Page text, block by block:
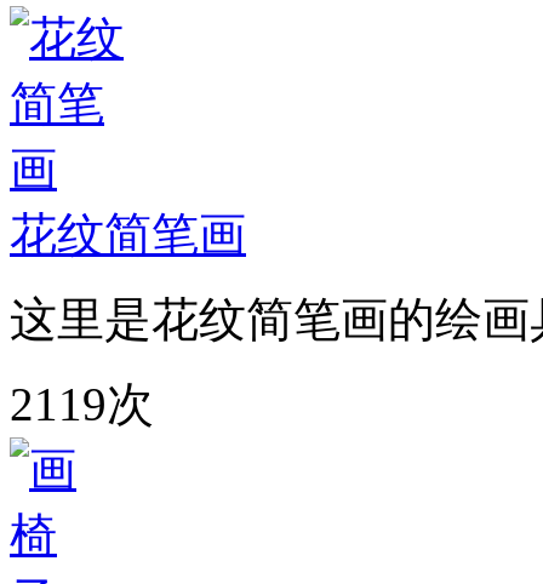
花纹简笔画
这里是花纹简笔画的绘
2119次